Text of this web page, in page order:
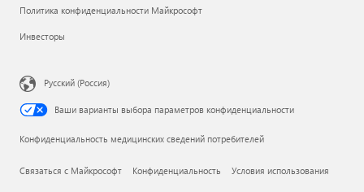
Политика конфиденциальности Майкрософт
Инвесторы
Русский (Россия)
Ваши варианты выбора параметров конфиденциальности
Конфиденциальность медицинских сведений потребителей
Связаться с Майкрософт Конфиденциальность Условия использования